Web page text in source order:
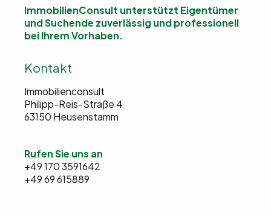
Kontakt
Immobilienconsult
Philipp-Reis-Straße 4
63150 Heusenstamm
Rufen Sie uns an
+49 170 3591642
+49 69 615889
ImmobilienConsult unterstützt Eigentümer
und Suchende zuverlässig und professionell
bei Ihrem Vorhaben.